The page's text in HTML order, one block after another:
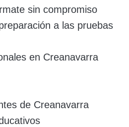
sin compromiso
a las pruebas
en Creanavarra
de Creanavarra